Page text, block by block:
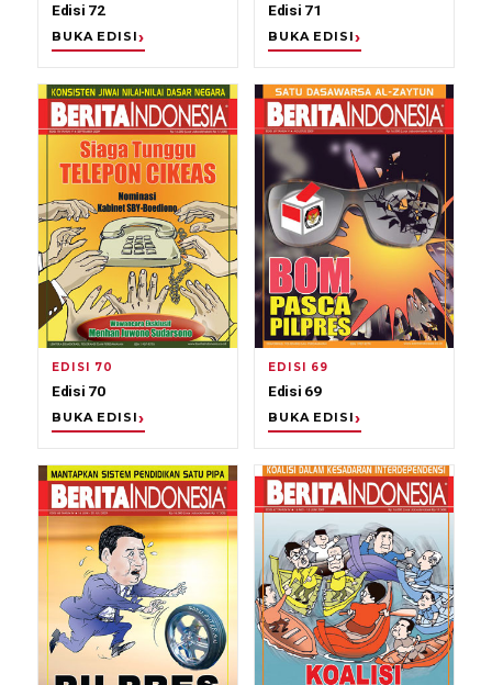
Edisi 72
BUKA EDISI
Edisi 71
BUKA EDISI
EDISI 70
Edisi 70
BUKA EDISI
EDISI 69
Edisi 69
BUKA EDISI